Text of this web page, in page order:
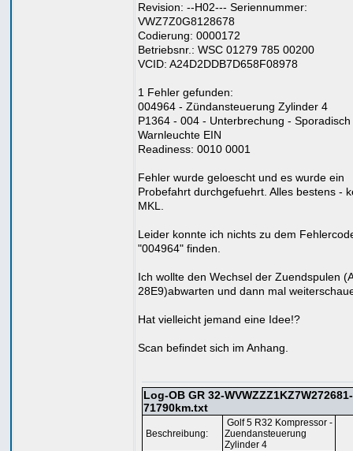
Revision: --H02--- Seriennummer:
VWZ7Z0G8128678
Codierung: 0000172
Betriebsnr.: WSC 01279 785 00200
VCID: A24D2DDB7D658F08978
1 Fehler gefunden:
004964 - Zündansteuerung Zylinder 4
P1364 - 004 - Unterbrechung - Sporadisch
Warnleuchte EIN
Readiness: 0010 0001
Fehler wurde geloescht und es wurde ein
Probefahrt durchgefuehrt. Alles bestens -
MKL.
Leider konnte ich nichts zu dem
"004964" finden.
Ich wollte den Wechsel der Zuendspulen
28E9)abwarten und dann mal
Hat vielleicht jemand eine Idee!?
Scan befindet sich im Anhang.
Log-OB GR 32-WVWZZZ1KZ7W272681-
71790km.txt
Beschreibung:
Golf 5 R32 Kompressor -
Zuendansteuerung
Zylinder 4